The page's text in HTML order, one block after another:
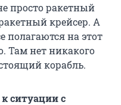
просто ракетный
крейсер. А
полагаются на этот
Там нет никакого
корабль.
ситуации с